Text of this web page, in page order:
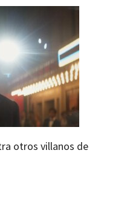
otros villanos de